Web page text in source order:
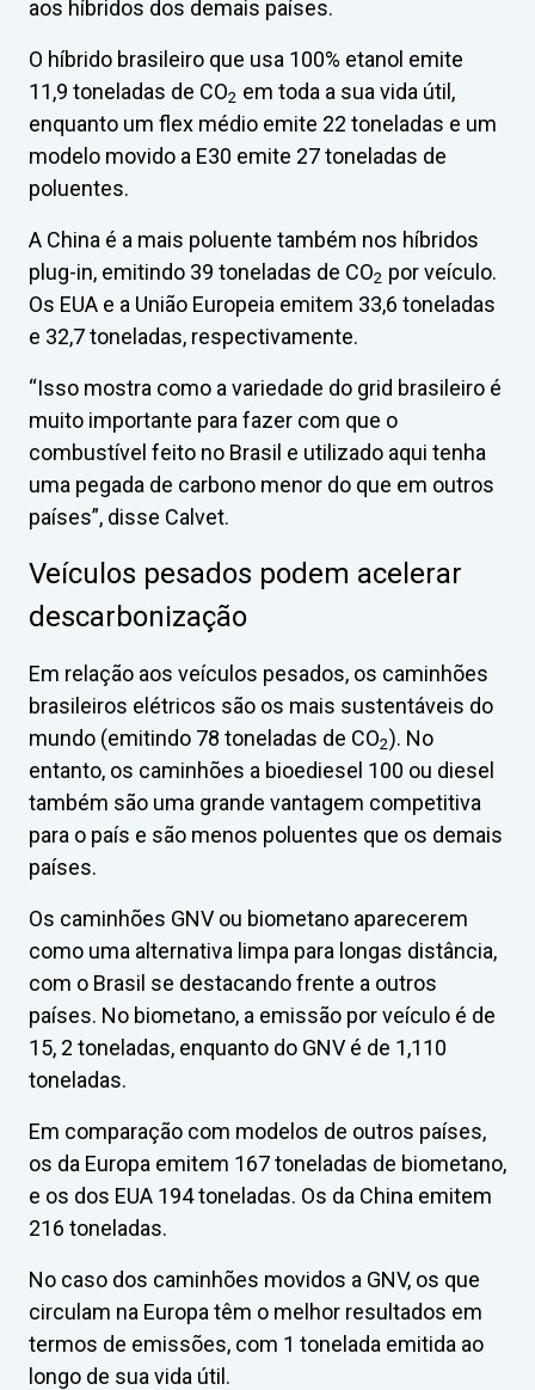
aos híbridos dos demais países.
O híbrido brasileiro que usa 100% etanol emite
11,9 toneladas de CO2 em toda a sua vida útil,
enquanto um flex médio emite 22 toneladas e um
modelo movido a E30 emite 27 toneladas de
poluentes.
A China é a mais poluente também nos híbridos
plug-in, emitindo 39 toneladas de CO2 por veículo.
Os EUA e a União Europeia emitem 33,6 toneladas
e 32,7 toneladas, respectivamente.
“Isso mostra como a variedade do grid brasileiro é
muito importante para fazer com que o
combustível feito no Brasil e utilizado aqui tenha
uma pegada de carbono menor do que em outros
países”, disse Calvet.
Veículos pesados podem acelerar
descarbonização
Em relação aos veículos pesados, os caminhões
brasileiros elétricos são os mais sustentáveis do
mundo (emitindo 78 toneladas de CO2). No
entanto, os caminhões a bioediesel 100 ou diesel
também são uma grande vantagem competitiva
para o país e são menos poluentes que os demais
países.
Os caminhões GNV ou biometano aparecerem
como uma alternativa limpa para longas distância,
com o Brasil se destacando frente a outros
países. No biometano, a emissão por veículo é de
15, 2 toneladas, enquanto do GNV é de 1,110
toneladas.
Em comparação com modelos de outros países,
os da Europa emitem 167 toneladas de biometano,
e os dos EUA 194 toneladas. Os da China emitem
216 toneladas.
No caso dos caminhões movidos a GNV, os que
circulam na Europa têm o melhor resultados em
termos de emissões, com 1 tonelada emitida ao
longo de sua vida útil.